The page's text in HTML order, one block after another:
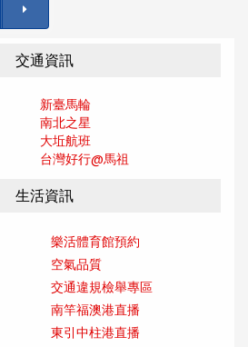
交通資訊
新臺馬輪
南北之星
大坵航班
台灣好行@馬祖
生活資訊
樂活體育館預約
空氣品質
交通違規檢舉專區
南竿福澳港直播
東引中柱港直播